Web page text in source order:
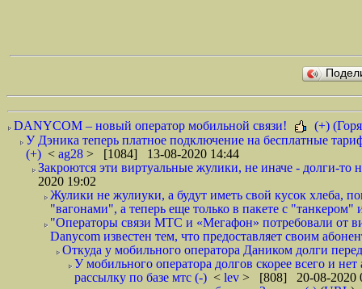
DANYCOM – новый оператор мобильной связи!
(+)
У Дэника теперь платное подключение на бесплатные
(+) < ag28 > [1084] 13-08-2020 14:44
Закроются эти виртуальные жулики, не иначе - долги-то
2020 19:02
Жулики не жулиуки, а будут иметь свой кусок хлеба,
"вагонами", а теперь еще только в пакете с
"Операторы связи МТС и «Мегафон» потребовали от
Danycom известен тем, что предоставляет своим
Откуда у мобильного оператора Даником долги
У мобильного оператора долгов скорее всего и
рассылку по базе мтс (-) < lev > [808] 20-08-2020